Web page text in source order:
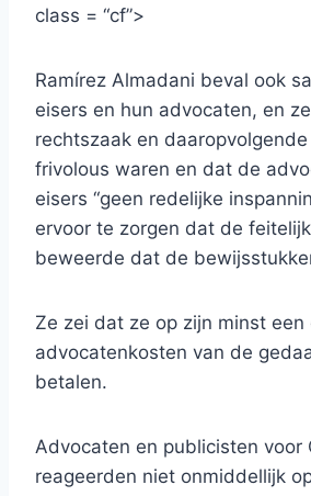
class = “cf”>
Ramírez Almadani beval ook
eisers en hun advocaten, en
rechtszaak en
frivolous waren en dat de
eisers “geen redelijke
ervoor te zorgen dat de
beweerde dat de
Ze zei dat ze op zijn minst een
advocatenkosten van de
betalen.
Advocaten en publicisten voor
reageerden niet onmiddellijk